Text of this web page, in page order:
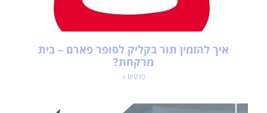
איך להזמין תור בקליק לסופר פארם – בית
מרקחת?
פרטים »